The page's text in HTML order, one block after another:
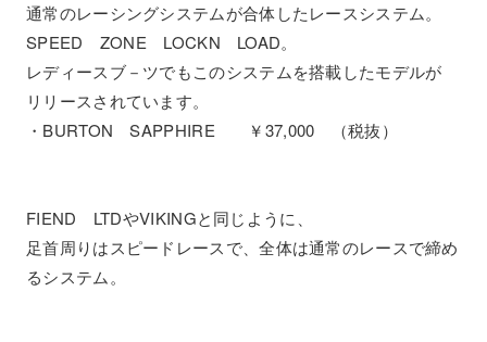
通常のレーシングシステムが合体したレースシステム。
SPEED ZONE LOCKN LOAD。
レディースブ－ツでもこのシステムを搭載したモデルが
リリースされています。
・BURTON SAPPHIRE ￥37,000 （税抜）
FIEND LTDやVIKINGと同じように、
足首周りはスピードレースで、全体は通常のレースで締め
るシステム。